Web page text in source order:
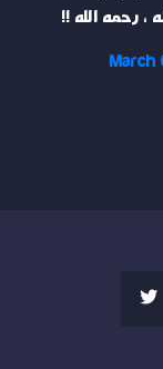
رحمه الله !!
March